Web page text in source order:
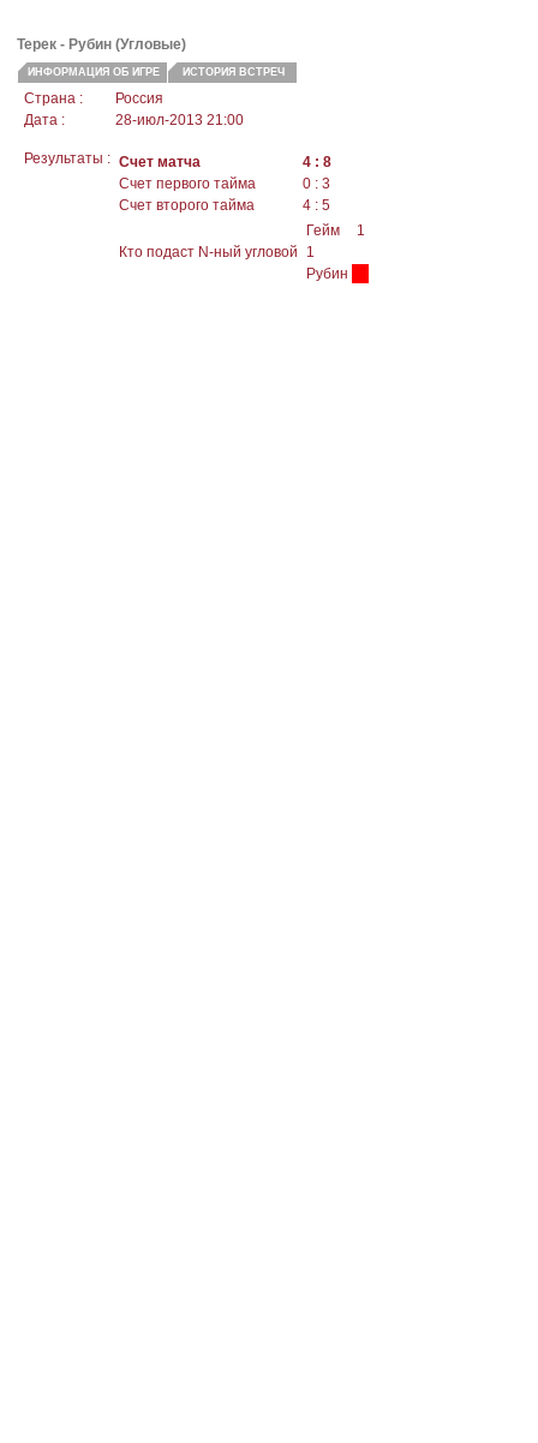
Терек - Рубин (Угловые)
ИНФОРМАЦИЯ ОБ ИГРЕ ИСТОРИЯ ВСТРЕЧ
Страна :
Россия
Дата :
28-июл-2013 21:00
Результаты : Счет матча
4 : 8
Счет первого тайма
0 : 3
Счет второго тайма
4 : 5
Кто подаст N-ный угловой
Гейм
1
1
Рубин